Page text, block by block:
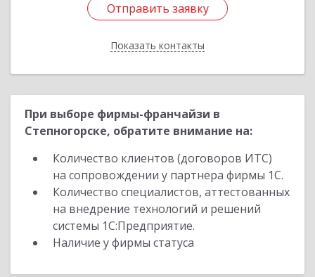
Отправить заявку
Показать контакты
Отправить заявку
Назад
При выборе фирмы-франчайзи в
Степногорске, обратите внимание на:
Количество клиентов (договоров ИТС)
на сопровождении у партнера фирмы 1С.
Количество специалистов, аттестованных
на внедрение технологий и решений
системы 1С:Предприятие.
Наличие у фирмы статуса